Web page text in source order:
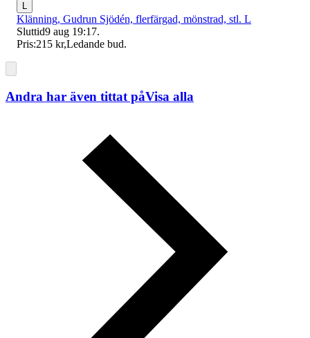
L
Klänning, Gudrun Sjödén, flerfärgad, mönstrad, stl. L
Sluttid9 aug 19:17.
Pris:215 kr,Ledande bud.
Andra har även tittat påVisa alla